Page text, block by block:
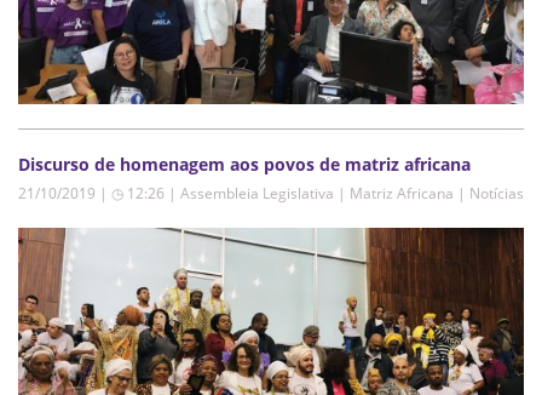
Discurso de homenagem aos povos de matriz africana
21/10/2019 | ◷ 12:26 | Assembleia Legislativa | Matriz Africana | Notícias